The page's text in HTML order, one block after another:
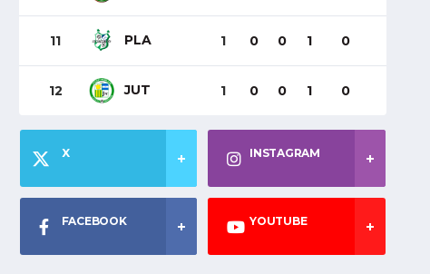
11 PLA 1 0 0 1 0
12 JUT 1 0 0 1 0
X INSTAGRAM
FACEBOOK YOUTUBE